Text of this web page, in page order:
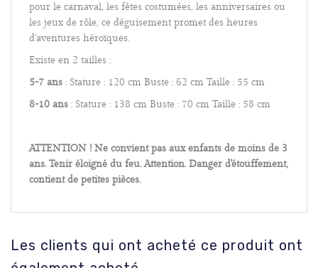
pour le carnaval, les fêtes costumées, les anniversaires ou
les jeux de rôle, ce déguisement promet des heures
d’aventures héroïques.
Existe en 2 tailles :
5-7 ans : Stature : 120 cm Buste : 62 cm Taille : 55 cm
8-10 ans : Stature : 138 cm Buste : 70 cm Taille : 58 cm
ATTENTION ! Ne convient pas aux enfants de moins de 3
ans. Tenir éloigné du feu. Attention. Danger d'étouffement,
contient de petites pièces.
Les clients qui ont acheté ce produit ont